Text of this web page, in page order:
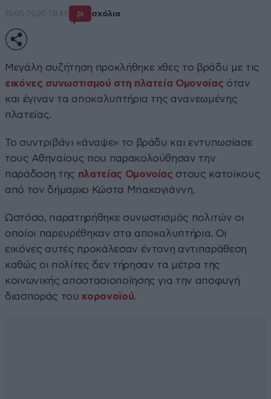
15·05·2020 18:49 26 σχόλια
Μεγάλη συζήτηση προκλήθηκε χθες το βράδυ με τις
εικόνες συνωστισμού στη πλατεία Ομονοίας όταν
και έγιναν τα αποκαλυπτήρια της ανανεωμένης
πλατείας.
Το συντριβάνι «άναψε» το βράδυ και εντυπωσίασε
τους Αθηναίους που παρακολούθησαν την
παράδοση της πλατείας Ομονοίας στους κατοίκους
από τον δήμαρχο Κώστα Μπακογιάννη.
Ωστόσο, παρατηρήθηκε συνωστισμός πολιτών οι
οποίοι παρευρέθηκαν στα αποκαλυπτήρια. Οι
εικόνες αυτές προκάλεσαν έντονη αντιπαράθεση
καθώς οι πολίτες δεν τήρησαν τα μέτρα της
κοινωνικής αποστασιοποίησης για την αποφυγή
διασποράς του κορονοϊού.